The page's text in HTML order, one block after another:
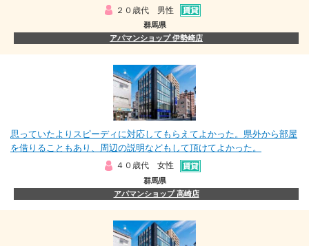
２０歳代 男性
群馬県
アパマンショップ 伊勢崎店
思っていたよりスピーディに対応してもらえてよかった。県外から部屋
を借りることもあり、周辺の説明などもして頂けてよかった。
４０歳代 女性
群馬県
アパマンショップ 高崎店